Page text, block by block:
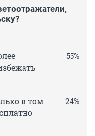
55%
в том
24%